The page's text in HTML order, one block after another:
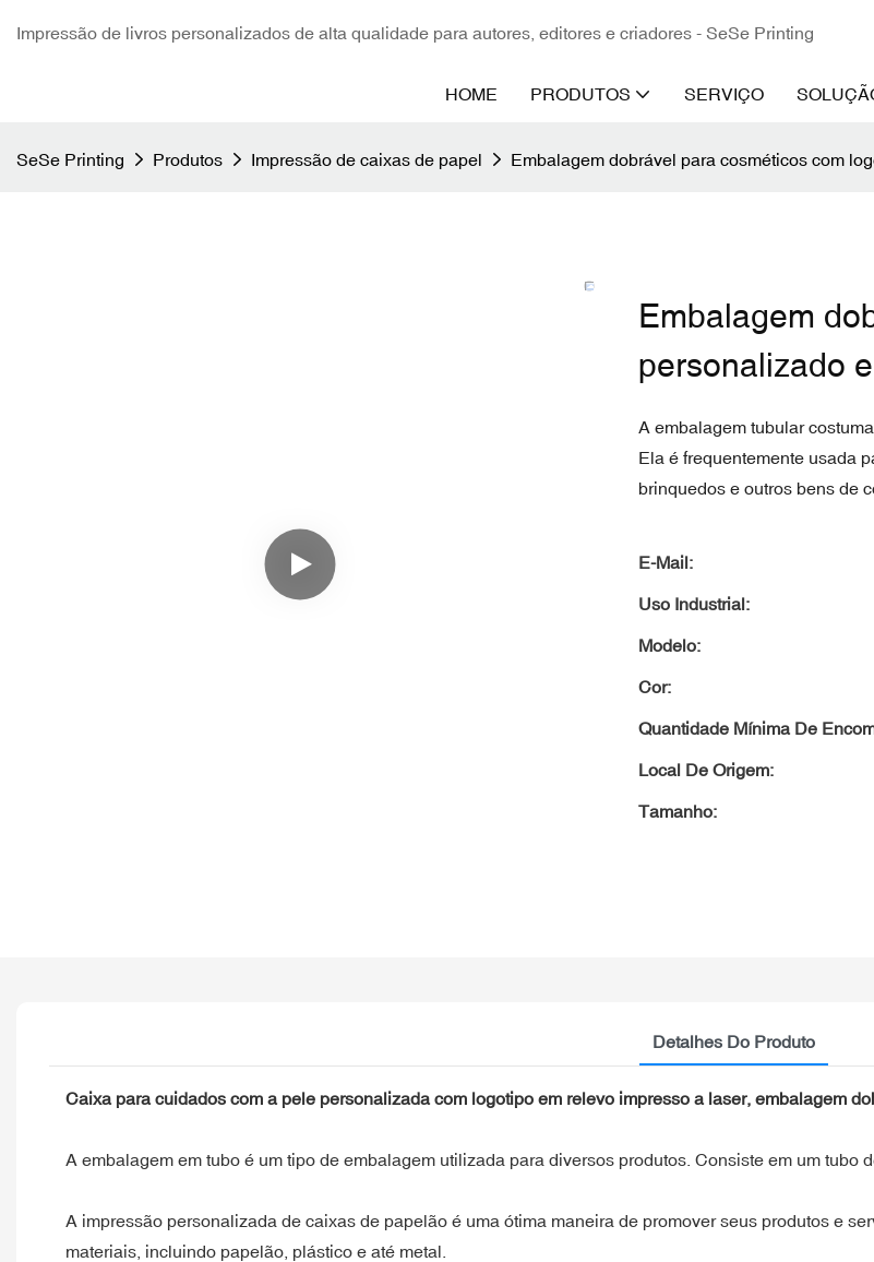
Impressão de livros personalizados de alta qualidade para autores, editores e criadores - SeSe Printing
HOME PRODUTOS SERVIÇO
SeSe Printing Produtos Impressão de caixas de papel Embalagem dobrável para cosméticos com
Embalagem
personalizado
A embalagem tubular
Ela é frequentemente usada
brinquedos e outros bens de
E-Mail:
Uso Industrial:
Modelo:
Cor:
Quantidade Mínima De
Local De Origem:
Tamanho:
Detalhes Do Produto
Caixa para cuidados com a pele personalizada com logotipo em relevo impresso a laser, embalagem
A embalagem em tubo é um tipo de embalagem utilizada para diversos produtos. Consiste em um tubo
A impressão personalizada de caixas de papelão é uma ótima maneira de promover seus produtos e
materiais, incluindo papelão, plástico e até metal.